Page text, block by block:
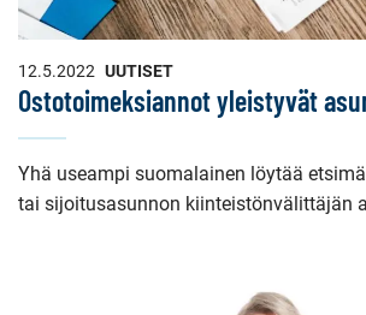
12.5.2022 UUTISET
Ostotoimeksiannot yleistyvät
Yhä useampi suomalainen löytää
tai sijoitusasunnon kiinteistönvälittäjän